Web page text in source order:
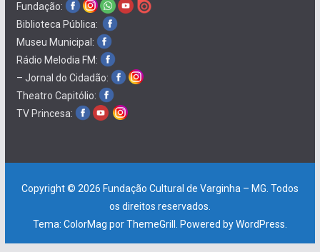
Fundação:
Biblioteca Pública:
Museu Municipal:
Rádio Melodia FM:
– Jornal do Cidadão:
Theatro Capitólio:
TV Princesa:
Copyright © 2026 Fundação Cultural de Varginha – MG . Todos
os direitos reservados.
Tema: ColorMag por ThemeGrill. Powered byWordPress